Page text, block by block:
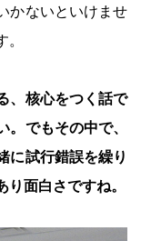
かないといけませ
、核心をつく話で
でもその中で、
に試行錯誤を繰り
面白さですね。